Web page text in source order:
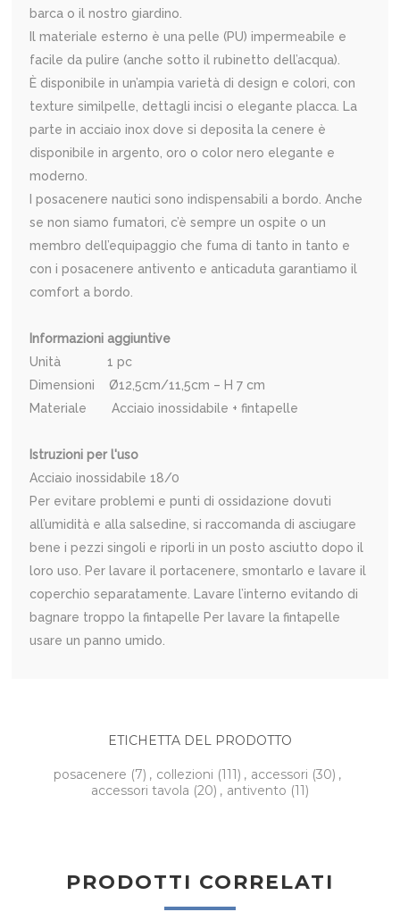
barca o il nostro giardino.
Il materiale esterno è una pelle (PU) impermeabile e
facile da pulire (anche sotto il rubinetto dell’acqua).
È disponibile in un’ampia varietà di design e colori, con
texture similpelle, dettagli incisi o elegante placca. La
parte in acciaio inox dove si deposita la cenere è
disponibile in argento, oro o color nero elegante e
moderno.
I posacenere nautici sono indispensabili a bordo. Anche
se non siamo fumatori, c’è sempre un ospite o un
membro dell’equipaggio che fuma di tanto in tanto e
con i posacenere antivento e anticaduta garantiamo il
comfort a bordo.
Informazioni aggiuntive
Unità 1 pc
Dimensioni Ø12,5cm/11,5cm – H 7 cm
Materiale Acciaio inossidabile + fintapelle
Istruzioni per l'uso
Acciaio inossidabile 18/0
Per evitare problemi e punti di ossidazione dovuti
all’umidità e alla salsedine, si raccomanda di asciugare
bene i pezzi singoli e riporli in un posto asciutto dopo il
loro uso. Per lavare il portacenere, smontarlo e lavare il
coperchio separatamente. Lavare l’interno evitando di
bagnare troppo la fintapelle Per lavare la fintapelle
usare un panno umido.
ETICHETTA DEL PRODOTTO
posacenere (7) , collezioni (111) , accessori (30) ,
accessori tavola (20) , antivento (11)
PRODOTTI CORRELATI